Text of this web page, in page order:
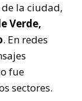
la ciudad,
Verde,
. En redes
fue
sectores.